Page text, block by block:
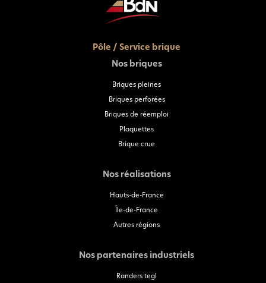
Pôle / Service brique
Nos briques
Briques pleines
Briques perforées
Briques de réemploi
Plaquettes
Brique crue
Nos réalisations
Hauts-de-France
Île-de-France
Autres régions
Nos partenaires industriels
Randers tegl